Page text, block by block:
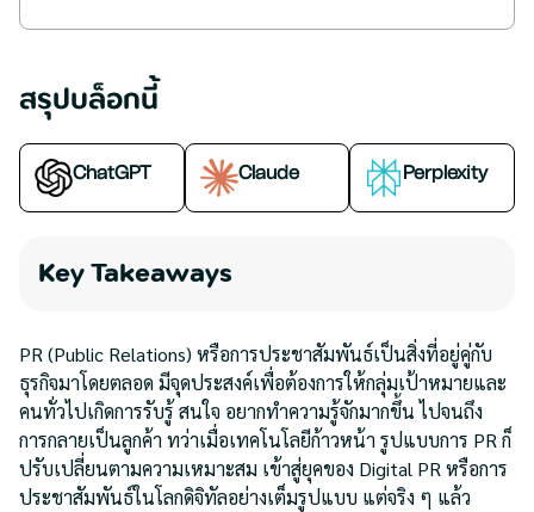
สรุปบล็อกนี้
ChatGPT Claude Perplexity
Key Takeaways
PR (Public Relations) หรือการประชาสัมพันธ์เป็นสิ่งที่อยู่คู่กับ
ธุรกิจมาโดยตลอด มีจุดประสงค์เพื่อต้องการให้กลุ่มเป้าหมายและ
คนทั่วไปเกิดการรับรู้ สนใจ อยากทำความรู้จักมากขึ้น ไปจนถึง
การกลายเป็นลูกค้า ทว่าเมื่อเทคโนโลยีก้าวหน้า รูปแบบการ PR ก็
ปรับเปลี่ยนตามความเหมาะสม เข้าสู่ยุคของ Digital PR หรือการ
ประชาสัมพันธ์ในโลกดิจิทัลอย่างเต็มรูปแบบ แต่จริง ๆ แล้ว